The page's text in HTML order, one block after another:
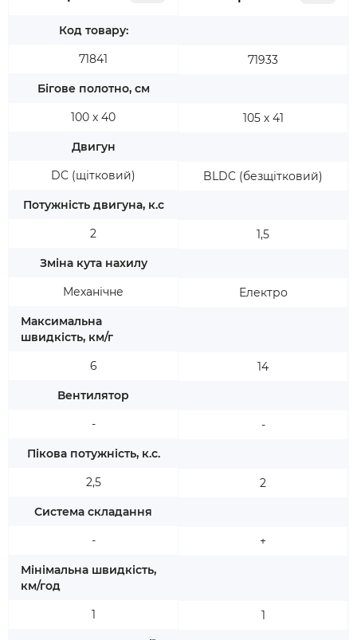
Код товару:
71841
Бігове полотно, см
100 х 40
Двигун
DC (щітковий)
Потужність двигуна, к.с
2
Зміна кута нахилу
Механічне
Максимальна
швидкість, км/г
6
Вентилятор
-
Пікова потужність, к.с.
2,5
Система складання
-
Мінімальна швидкість,
км/год
1
71933
105 х 41
BLDC (безщітковий)
1,5
Електро
14
-
2
+
1